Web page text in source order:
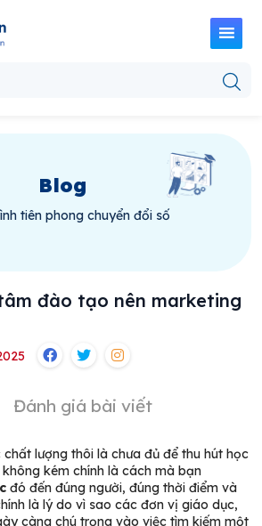
Blog
tiên phong chuyển đổi số
đào tạo nên marketing
Đánh giá bài viết
lượng thôi là chưa đủ để thu hút học
kém chính là cách mà bạn
đó đến đúng người, đúng thời điểm và
là lý do vì sao các đơn vị giáo dục,
càng chú trọng vào việc tìm kiếm một